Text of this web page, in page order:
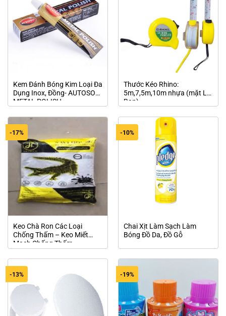
Kem Đánh Bóng Kim Loại Đa
Dụng Inox, Đồng- AUTOSOL
METAL POLISH
Thước Kéo Rhino:
5m,7,5m,10m nhựa (mặt Lỗ
Ban)
-17%
Keo Chà Ron Các Loại
Chống Thấm – Keo Miết
Mạch Chống Thấm
-10%
Chai Xịt Làm Sạch Làm
Bóng Đồ Da, Đồ Gỗ
-13% -19%